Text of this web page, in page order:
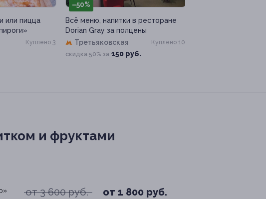
или пицца
Куплено 3
–50%
Всё меню, напитки в ресторане
Dorian Gray за полцены
Третьяковская
скидка 50% за 150 руб.
Куплено 10
и фруктами
от 3 600 руб. от 1 800 руб.